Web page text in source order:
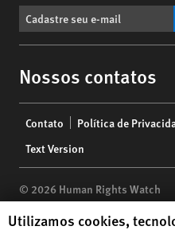
Nossos contatos
menu
Contato Política de
Text Version
© 2026 Human Rights Watch
Human Rights Watch| 350 Fifth
Human Rights Watch
Utilizamos cookies,